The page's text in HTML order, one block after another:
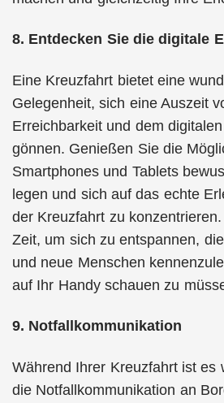
8. Entdecken Sie die digitale
Eine Kreuzfahrt bietet eine
Gelegenheit, sich eine Auszeit
Erreichbarkeit und dem
gönnen. Genießen Sie die
Smartphones und Tablets
legen und sich auf das echte
der Kreuzfahrt zu
Zeit, um sich zu entspannen,
und neue Menschen
auf Ihr Handy schauen zu
9. Notfallkommunikation
Während Ihrer Kreuzfahrt ist es
die Notfallkommunikation an